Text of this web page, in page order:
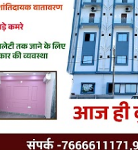
LATEST JAINISM
The Jain Monk and his